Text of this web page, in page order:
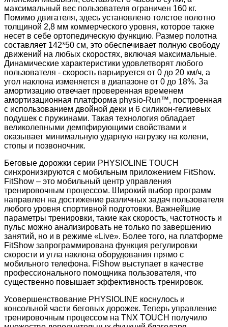
максимальный вес пользователя ограничен 160 кг.
Помимо двигателя, здесь установлено толстое полотно
толщиной 2,8 мм коммерческого уровня, которое также
несет в себе ортопедическую функцию. Размер полотна
составляет 142*50 см, это обеспечивает полную свободу
движений на любых скоростях, включая максимальные.
Динамические характеристики удовлетворят любого
пользователя - скорость варьируется от 0 до 20 км/ч, а
угол наклона изменяется в диапазоне от 0 до 18%. За
амортизацию отвечает проверенная временем
амортизационная платформа physio-Run™, построенная
с использованием двойной деки и 6 силикон-гелиевых
подушек с пружинами. Такая технология обладает
великолепными демпфирующими свойствами и
оказывает минимальную ударную нагрузку на колени,
стопы и позвоночник.
Беговые дорожки серии PHYSIOLINE TOUCH
синхронизируются с мобильным приложением FitShow.
FitShow – это мобильный центр управления
тренировочным процессом. Широкий выбор программ
направлен на достижение различных задач пользователя
любого уровня спортивной подготовки. Важнейшие
параметры тренировки, такие как скорость, частотность и
пульс можно анализировать не только по завершению
занятий, но и в режиме «Live». Более того, на платформе
FitShow запрограммирована функция регулировки
скорости и угла наклона оборудования прямо с
мобильного телефона. FiShow выступает в качестве
профессионального помощника пользователя, что
существенно повышает эффективность тренировок.
Усовершенствование PHYSIOLINE коснулось и
консольной части беговых дорожек. Теперь управление
тренировочным процессом на TNX TOUCH получило